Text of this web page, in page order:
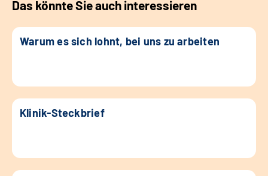
Das könnte Sie auch interessieren
Warum es sich lohnt, bei uns zu arbeiten
Klinik-Steckbrief